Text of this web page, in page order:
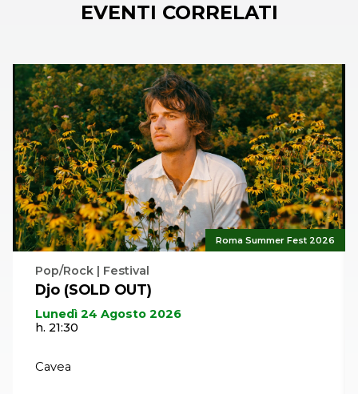
tradizione ermetica, presentano il progetto
loro musica e una mentalità aperta, si propongono di
abbattere alcuni robusti muri della tradizione
spagnola. Hanno a disposizione ottimi arnesi. Il
piccone delle loro mani e scroscianti sonate che
hanno raccolto il consenso di tutti. Gallardo e Cortés
ospiteranno sul palco al celebre cantaora gitana
Esperanza Fernández che aveva già inaugurato
l’edizione del 2007 con un recital memorabile. (Pablo
San Nicasio)
EVENTI CORRELATI
Roma Summer Fest 2026
Pop/Rock | Festival
Djo (SOLD OUT)
Lunedì 24 Agosto 2026
h. 21:30
Cavea